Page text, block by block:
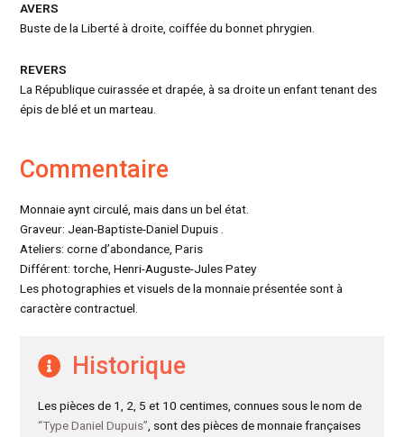
AVERS
Buste de la Liberté à droite, coiffée du bonnet phrygien.
REVERS
La République cuirassée et drapée, à sa droite un enfant tenant des
épis de blé et un marteau.
Commentaire
Monnaie aynt circulé, mais dans un bel état.
Graveur: Jean-Baptiste-Daniel Dupuis .
Ateliers: corne d’abondance, Paris
Différent: torche, Henri-Auguste-Jules Patey
Les photographies et visuels de la monnaie présentée sont à
caractère contractuel.
Historique
Les pièces de 1, 2, 5 et 10 centimes, connues sous le nom de
“Type Daniel Dupuis” , sont des pièces de monnaie françaises